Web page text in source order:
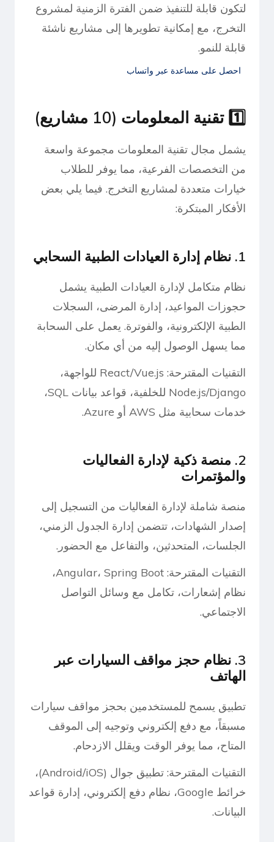
لتكون قابلة للتنفيذ ضمن الفترة الزمنية لمشروع
التخرج، مع إمكانية تطويرها إلى مشاريع ناشئة
قابلة للنمو.
احصل على مساعدة عبر واتساب
1️⃣ تقنية المعلومات (10 مشاريع)
يشمل مجال تقنية المعلومات مجموعة واسعة
من التخصصات الفرعية، مما يوفر للطلاب
خيارات متعددة لمشاريع التخرج. فيما يلي بعض
الأفكار المبتكرة:
1. نظام إدارة العيادات الطبية السحابي
نظام متكامل لإدارة العيادات الطبية يشمل
حجوزات المواعيد، إدارة المرضى، السجلات
الطبية الإلكترونية، والفوترة. يعمل على السحابة
مما يسهل الوصول إليه من أي مكان.
التقنيات المقترحة: React/Vue.js للواجهة،
Node.js/Django للخلفية، قواعد بيانات SQL،
خدمات سحابية مثل AWS أو Azure.
2. منصة ذكية لإدارة الفعاليات
والمؤتمرات
منصة شاملة لإدارة الفعاليات من التسجيل إلى
إصدار الشهادات، تتضمن إدارة الجدول الزمني،
الجلسات، المتحدثين، والتفاعل مع الحضور.
التقنيات المقترحة: Angular، Spring Boot،
نظام إشعارات، تكامل مع وسائل التواصل
الاجتماعي.
3. نظام حجز مواقف السيارات عبر
الهاتف
تطبيق يسمح للمستخدمين بحجز مواقف سيارات
مسبقاً، مع دفع إلكتروني وتوجيه إلى الموقف
المتاح، مما يوفر الوقت ويقلل الازدحام.
التقنيات المقترحة: تطبيق جوال (Android/iOS)،
خرائط Google، نظام دفع إلكتروني، إدارة قواعد
البيانات.